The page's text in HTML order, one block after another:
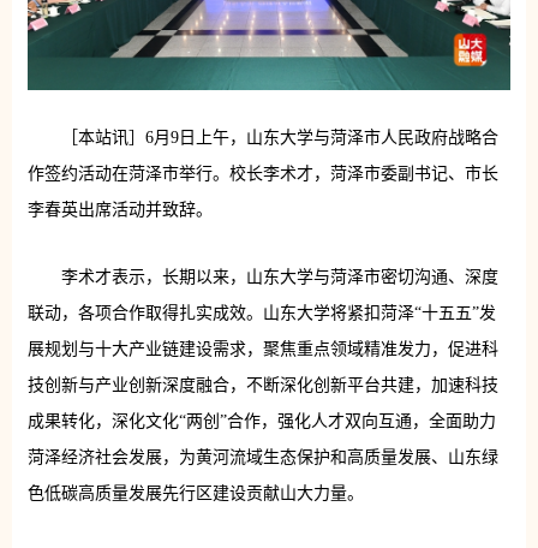
［本站讯］6月9日上午，山东大学与菏泽市人民政府战略合
作签约活动在菏泽市举行。校长李术才，菏泽市委副书记、市长
李春英出席活动并致辞。
李术才表示，长期以来，山东大学与菏泽市密切沟通、深度
联动，各项合作取得扎实成效。山东大学将紧扣菏泽“十五五”发
展规划与十大产业链建设需求，聚焦重点领域精准发力，促进科
技创新与产业创新深度融合，不断深化创新平台共建，加速科技
成果转化，深化文化“两创”合作，强化人才双向互通，全面助力
菏泽经济社会发展，为黄河流域生态保护和高质量发展、山东绿
色低碳高质量发展先行区建设贡献山大力量。